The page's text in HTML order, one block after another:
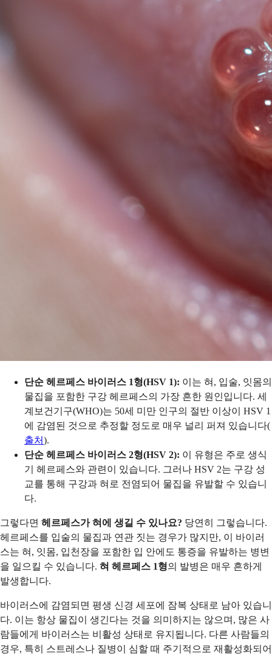
단순 헤르페스 바이러스 1형(HSV 1): 이는 혀, 입술, 잇몸의
물집을 포함한 구강 헤르페스의 가장 흔한 원인입니다. 세
계보건기구(WHO)는 50세 미만 인구의 절반 이상이 HSV 1
에 감염된 것으로 추정할 정도로 매우 널리 퍼져 있습니다(
출처).
단순 헤르페스 바이러스 2형(HSV 2): 이 유형은 주로 생식
기 헤르페스와 관련이 있습니다. 그러나 HSV 2는 구강 성
교를 통해 구강과 혀로 전염되어 물집을 유발할 수 있습니
다.
그렇다면 헤르페스가 혀에 생길 수 있나요? 당연히 그렇습니다.
헤르페스를 입술의 물집과 연관 짓는 경우가 많지만, 이 바이러
스는 혀, 잇몸, 입천장을 포함한 입 안에도 통증을 유발하는 병변
을 일으킬 수 있습니다. 혀 헤르페스 1형의 발병은 매우 흔하게
발생합니다.
바이러스에 감염되면 평생 신경 세포에 잠복 상태로 남아 있습니
다. 이는 항상 물집이 생긴다는 것을 의미하지는 않으며, 많은 사
람들에게 바이러스는 비활성 상태로 유지됩니다. 다른 사람들의
경우, 특히 스트레스나 질병이 심할 때 주기적으로 재활성화되어